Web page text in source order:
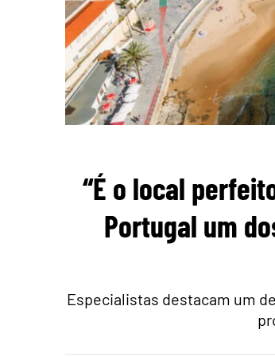
“É o local
Portugal um
Especialistas destacam um